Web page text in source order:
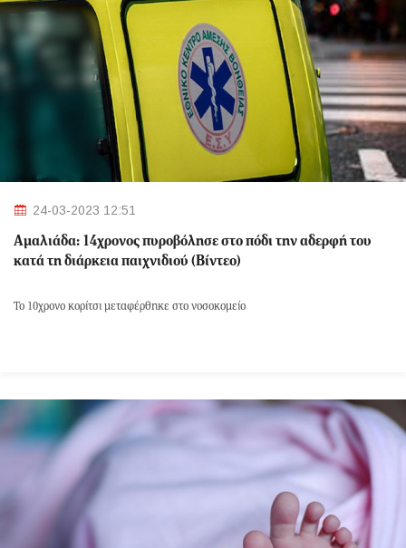
24-03-2023 12:51
Αμαλιάδα: 14χρονος πυροβόλησε στο πόδι την αδερφή του
κατά τη διάρκεια παιχνιδιού (Βίντεο)
Το 10χρονο κορίτσι μεταφέρθηκε στο νοσοκομείο